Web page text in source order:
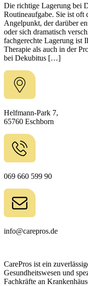
Die richtige Lagerung bei
Routineaufgabe. Sie ist oft
Angelpunkt, der darüber
oder sich dramatisch
fachgerechte Lagerung ist
Therapie als auch in der
bei Dekubitus […]
Helfmann-Park 7,
65760 Eschborn
069 660 599 90
info@carepros.de
CarePros ist ein
Gesundheitswesen und
Fachkräfte an